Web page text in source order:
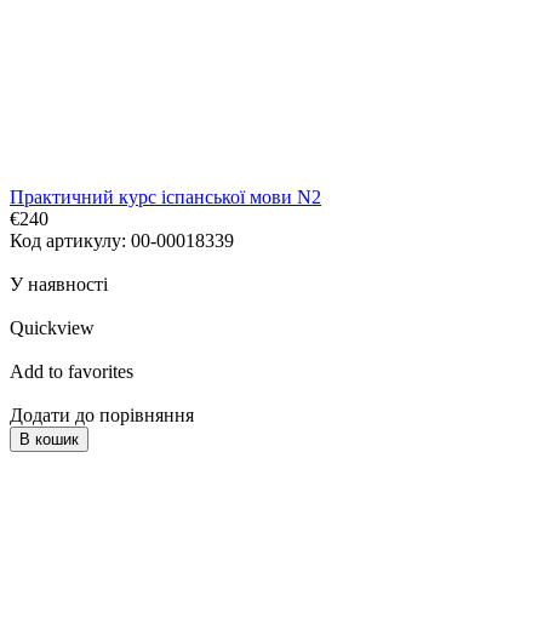
Практичний курс іспанської мови N2
€240
Код артикулу: 00-00018339
У наявності
Quickview
Add to favorites
Додати до порівняння
В кошик